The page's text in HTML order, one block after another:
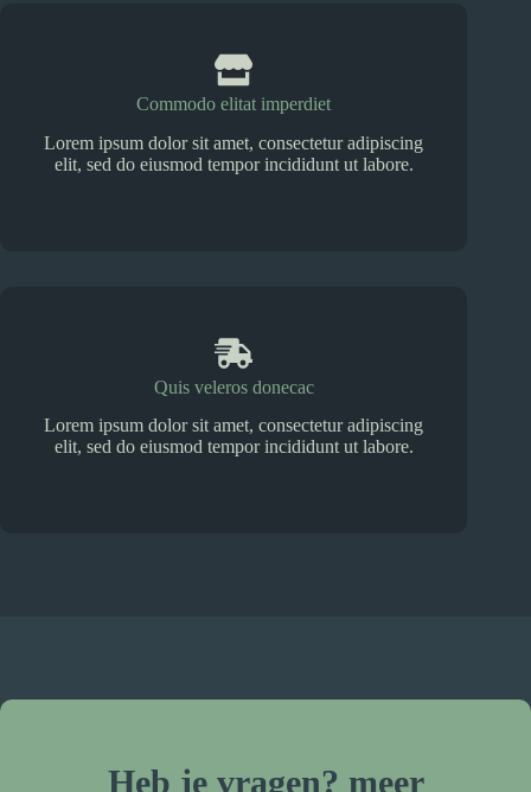
Commodo elitat imperdiet
Lorem ipsum dolor sit amet, consectetur adipiscing
elit, sed do eiusmod tempor incididunt ut labore.
Quis veleros donecac
Lorem ipsum dolor sit amet, consectetur adipiscing
elit, sed do eiusmod tempor incididunt ut labore.
Heb je vragen? meer